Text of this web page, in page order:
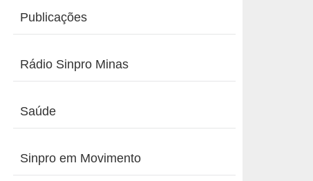
Publicações
Rádio Sinpro Minas
Saúde
Sinpro em Movimento